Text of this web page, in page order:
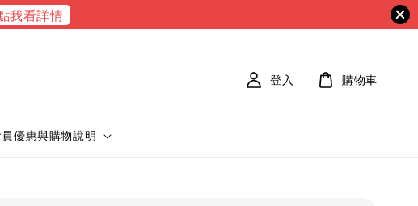
我看詳情
優惠與購物說明
登入 購物車